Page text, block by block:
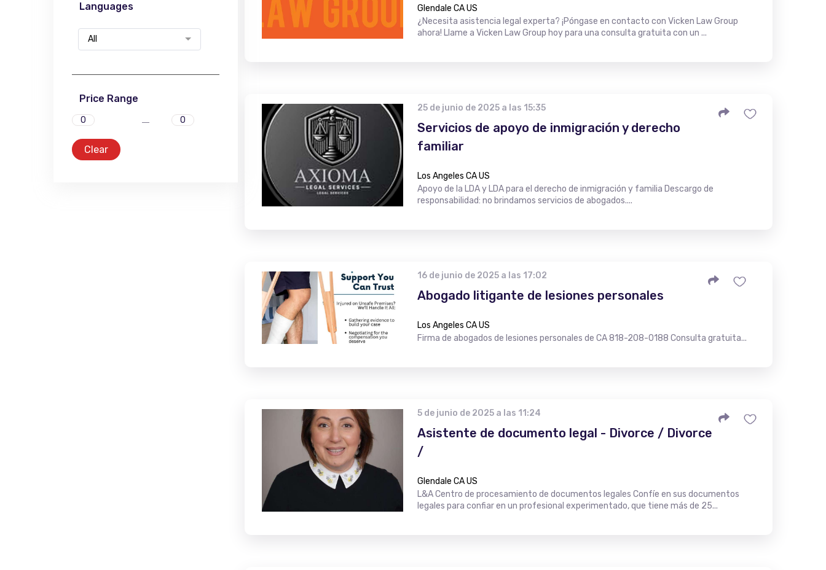
Languages
All
Price Range
Clear
Glendale CA US
¿Necesita asistencia legal experta? ¡Póngase en contacto con Vicken Law Group
ahora! Llame a Vicken Law Group hoy para una consulta gratuita con un ...
25 de junio de 2025 a las 15:35
Servicios de apoyo de inmigración y derecho
familiar
Los Angeles CA US
Apoyo de la LDA y LDA para el derecho de inmigración y familia Descargo de
responsabilidad: no brindamos servicios de abogados....
16 de junio de 2025 a las 17:02
Abogado litigante de lesiones personales
Los Angeles CA US
Firma de abogados de lesiones personales de CA 818-208-0188 Consulta gratuita...
5 de junio de 2025 a las 11:24
Asistente de documento legal - Divorce / Divorce
/
Glendale CA US
L&A Centro de procesamiento de documentos legales Confíe en sus documentos
legales para confiar en un profesional experimentado, que tiene más de 25...